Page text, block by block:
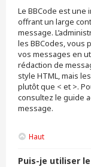
Le BBCode est une
offrant un large
message.
les BBCodes, vous
vos messages en
rédaction de
style HTML, mais
plutôt que < et >.
consultez le guide
message.
Haut
Puis-je utiliser le